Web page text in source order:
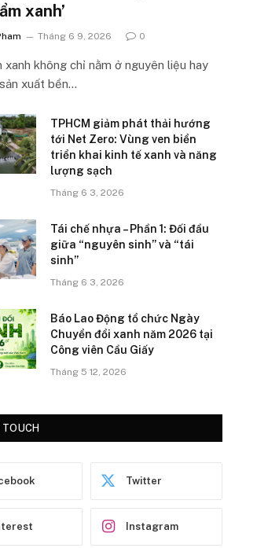
xanh’
Tháng 6 9, 2026 0
xanh không chỉ nằm ở nguyên liệu hay
xuất bền…
TPHCM giảm phát thải hướng
tới Net Zero: Vùng ven biển
triển khai kinh tế xanh và năng
lượng sạch
Tháng 6 3, 2026
Tái chế nhựa – Phần 1: Đối đầu
giữa “nguyên sinh” và “tái
sinh”
Tháng 6 3, 2026
Báo Lao Động tổ chức Ngày
Chuyển đổi xanh năm 2026 tại
Công viên Cầu Giấy
Tháng 5 12, 2026
TOUCH
Twitter
Instagram